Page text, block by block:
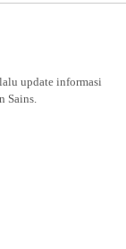
update informasi
Sains.